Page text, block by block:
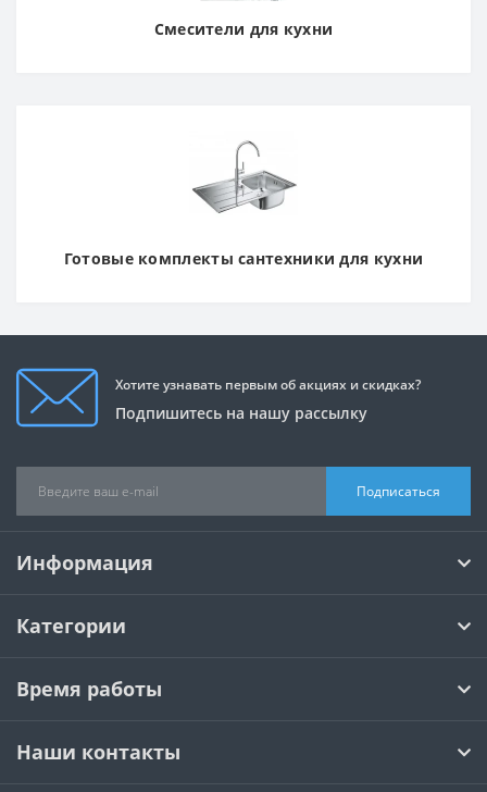
Смесители для кухни
Готовые комплекты сантехники для кухни
Хотите узнавать первым об акциях и скидках?
Подпишитесь на нашу рассылку
Подписаться
Информация
Категории
Время работы
Наши контакты